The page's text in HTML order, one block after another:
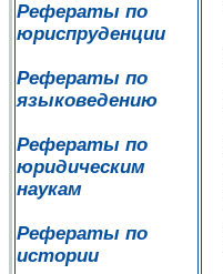
Рефераты по
юриспруденции
Рефераты по
языковедению
Рефераты по
юридическим
наукам
Рефераты по
истории